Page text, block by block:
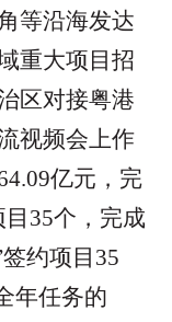
等沿海发达
重大项目招
区对接粤港
视频会上作
亿元，完
35个，完成
签约项目 35
年任务的